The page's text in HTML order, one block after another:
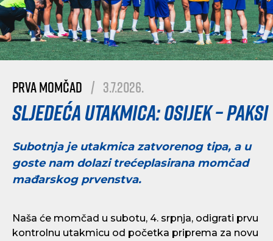
Prva momčad | 3.7.2026.
Sljedeća utakmica: Osijek – Paksi
Subotnja je utakmica zatvorenog tipa, a u
goste nam dolazi trećeplasirana momčad
mađarskog prvenstva.
Naša će momčad u subotu, 4. srpnja, odigrati prvu
kontrolnu utakmicu od početka priprema za novu